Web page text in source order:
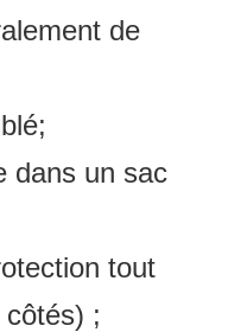
de
dans un sac
tout
;